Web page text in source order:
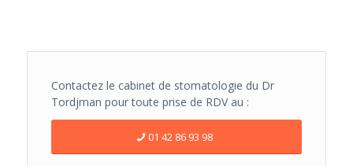
Contactez le cabinet de stomatologie du Dr
Tordjman pour toute prise de RDV au :
01 42 86 93 98